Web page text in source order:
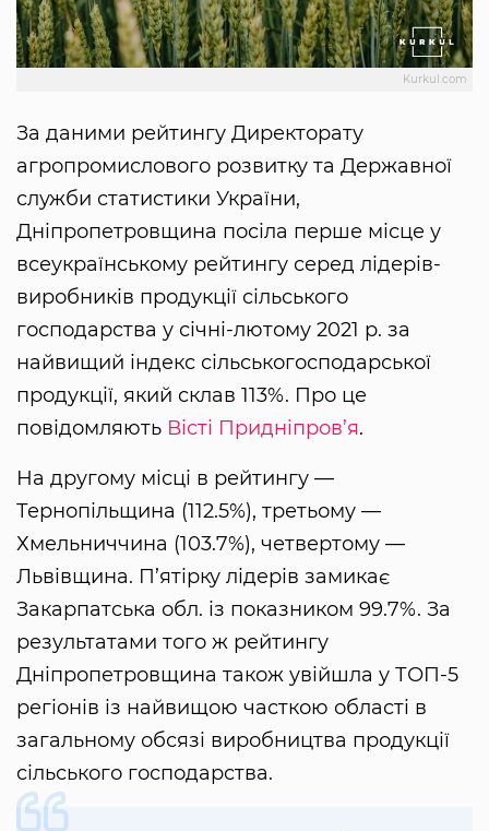
Kurkul.com
За даними рейтингу Директорату
агропромислового розвитку та Державної
служби статистики України,
Дніпропетровщина посіла перше місце у
всеукраїнському рейтингу серед лідерів-
виробників продукції сільського
господарства у січні-лютому 2021 р. за
найвищий індекс сільськогосподарської
продукції, який склав 113%. Про це
повідомляють Вісті Придніпров’я.
На другому місці в рейтингу —
Тернопільщина (112.5%), третьому —
Хмельниччина (103.7%), четвертому —
Львівщина. П’ятірку лідерів замикає
Закарпатська обл. із показником 99.7%. За
результатами того ж рейтингу
Дніпропетровщина також увійшла у ТОП-5
регіонів із найвищою часткою області в
загальному обсязі виробництва продукції
сільського господарства.